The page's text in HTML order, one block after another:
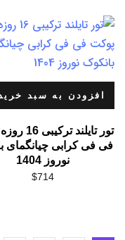
افزودن به سبد
تور تایلند
فی فی کرابی چیانگمای
نوروز 1404
$714